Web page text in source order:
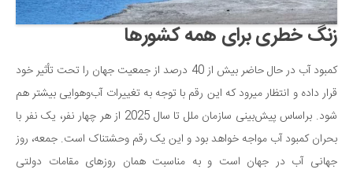
دانستنی‌ها
بازی
طنز
فال
مسابقه
اخبار
زنگ خطری برای همه کشورها
کمبود آب در حال حاضر بیش از 40 درصد از جمعیت جهان را تحت تأثیر خود
قرار داده و انتظار میرود که این رقم با توجه به تغییرات آب‌وهوایی بیشتر هم
شود. براساس پیش‌بینی سازمان ملل تا سال 2025 از هر چهار نفر، یک نفر با
بحران کمبود آب مواجه خواهد بود و این یک رقم وحشتناک است. جمعه، روز
جهانی آب در جهان است و به مناسبت همان روزهای مقامات دولتی